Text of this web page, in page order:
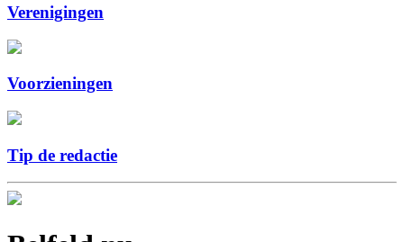
Verenigingen
Voorzieningen
Tip de redactie